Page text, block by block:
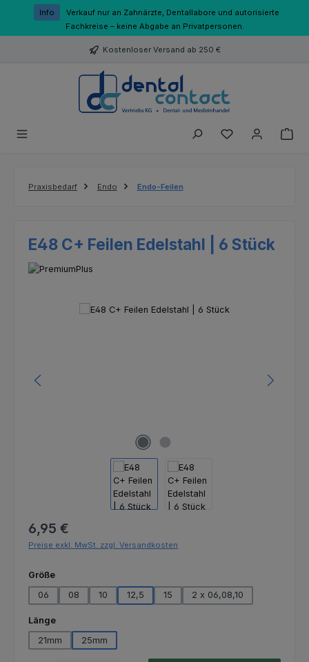
Zum Hauptinhalt springen
Info
Verkauf nur an Zahnärzte, Dentallabore und autorisierte
Fachkreise – keine Abgabe an Privatpersonen.
Kostenloser Versand ab 250 €
Du hast 0
Praxisbedarf Endo Endo-Feilen
E48 C+ Feilen Edelstahl | 6 Stück
Bildergalerie überspringen
Regulärer Preis:
6,95 €
Preise exkl. MwSt. zzgl. Versandkosten
Größeauswählen
06
08 10 12,5 15 2 x 06,08,10
Längeauswählen
21mm
25mm